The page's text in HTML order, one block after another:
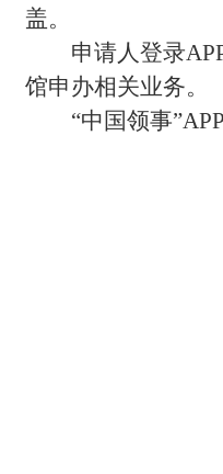
盖。
申请人登录
馆申办相关业务。
“中国领事